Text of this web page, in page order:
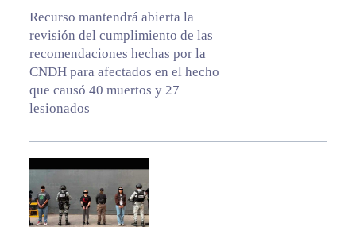
Recurso mantendrá abierta la
revisión del cumplimiento de las
recomendaciones hechas por la
CNDH para afectados en el hecho
que causó 40 muertos y 27
lesionados